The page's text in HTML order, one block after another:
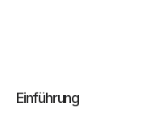
Einführung